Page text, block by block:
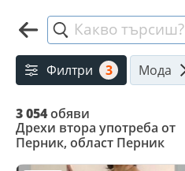
Какво търсиш?
Филтри 3 Мода
3 054обяви
Дрехи втора употреба от
Перник, област Перник